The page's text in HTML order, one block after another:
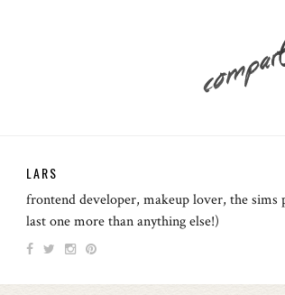
LARS
frontend developer, makeup lover, the
last one more than anything else!)